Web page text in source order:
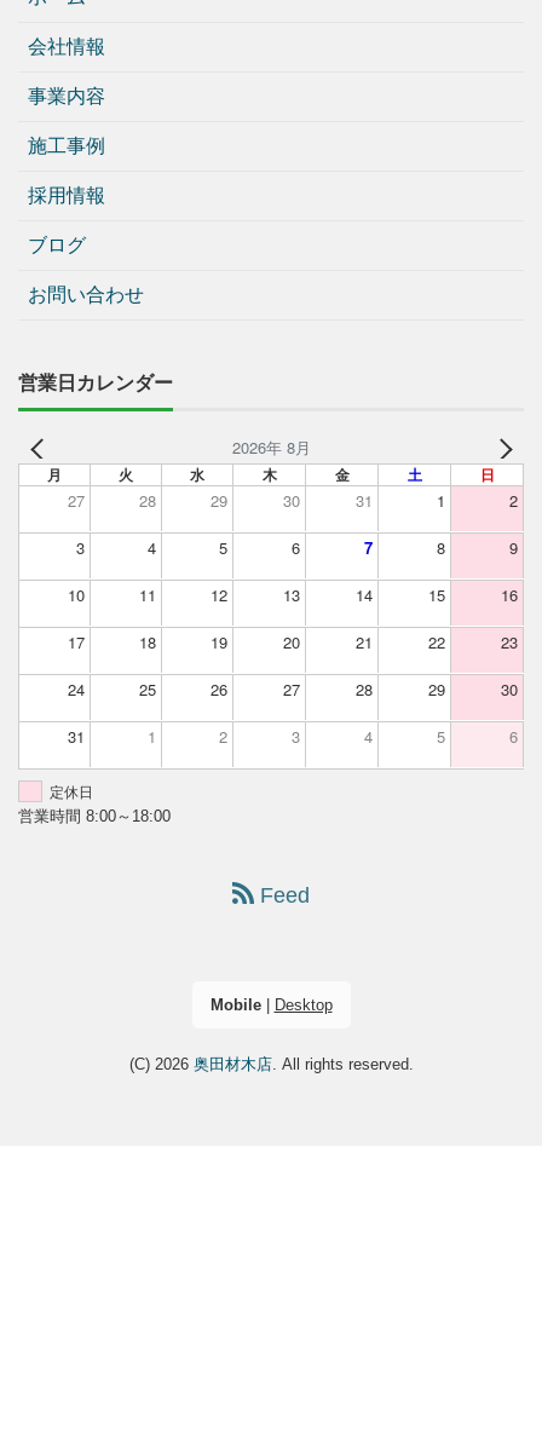
会社情報
事業内容
施工事例
採用情報
ブログ
お問い合わせ
営業日カレンダー
2026年 8月
月 火 水 木 金 土 日
27 28 29 30 31 1 2
3 4 5 6 7 8 9
10 11 12 13 14 15 16
17 18 19 20 21 22 23
24 25 26 27 28 29 30
31 1 2 3 4 5 6
定休日
営業時間 8:00～18:00
Feed
Mobile| Desktop
(C) 2026 奥田材木店. All rights reserved.